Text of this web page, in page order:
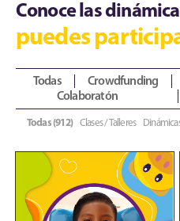
Conoce las
puedes
Todas Crowdfunding
Colaboratón
Todas (912) Clases / Talleres